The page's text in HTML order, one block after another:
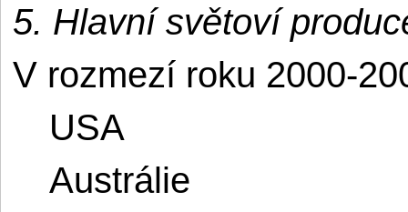
5. Hlavní světoví
V rozmezí roku 2000-
USA
Austrálie